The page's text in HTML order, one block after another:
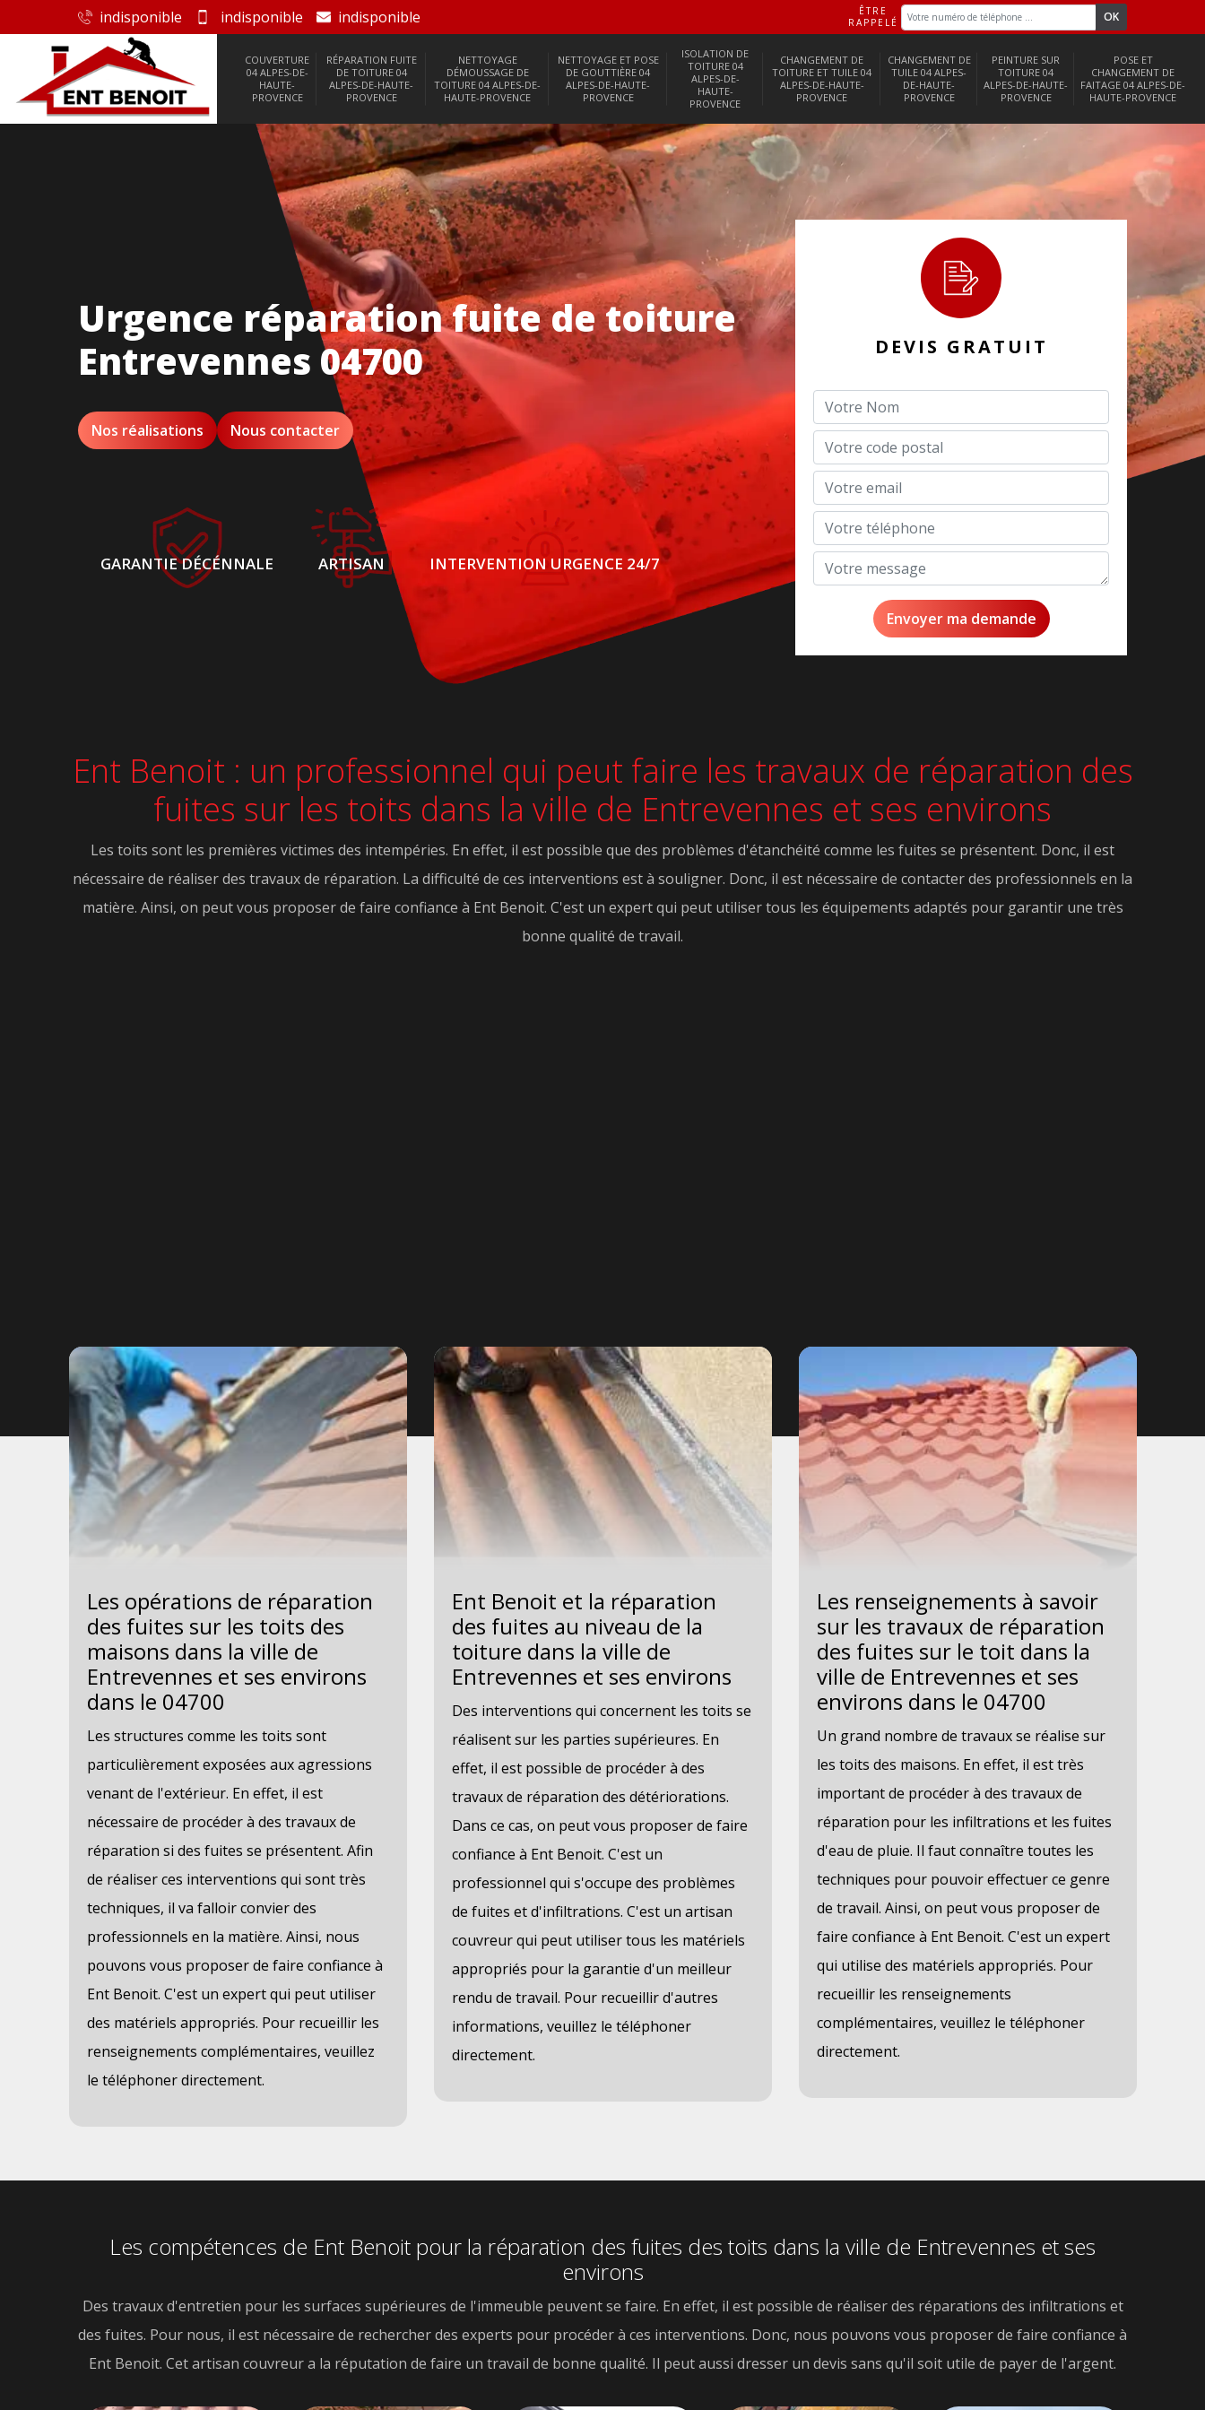
indisponible indisponible indisponible
ÊTRE
RAPPELÉ
COUVERTURE
04 ALPES-DE-
HAUTE-
PROVENCE
RÉPARATION FUITE
DE TOITURE 04
ALPES-DE-HAUTE-
PROVENCE
NETTOYAGE
DÉMOUSSAGE DE
TOITURE 04 ALPES-DE-
HAUTE-PROVENCE
NETTOYAGE ET POSE
DE GOUTTIÈRE 04
ALPES-DE-HAUTE-
PROVENCE
ISOLATION DE
TOITURE 04
ALPES-DE-
HAUTE-
PROVENCE
CHANGEMENT DE
TOITURE ET TUILE 04
ALPES-DE-HAUTE-
PROVENCE
CHANGEMENT DE
TUILE 04 ALPES-
DE-HAUTE-
PROVENCE
PEINTURE SUR
TOITURE 04
ALPES-DE-HAUTE-
PROVENCE
POSE ET
CHANGEMENT DE
FAITAGE 04 ALPES-DE-
HAUTE-PROVENCE
Urgence réparation fuite de toiture
Entrevennes 04700
Nos réalisations Nous contacter
GARANTIE DÉCÉNNALE ARTISAN INTERVENTION URGENCE 24/7
DEVIS GRATUIT
Ent Benoit : un professionnel qui peut faire les travaux de réparation des
fuites sur les toits dans la ville de Entrevennes et ses environs
Les toits sont les premières victimes des intempéries. En effet, il est possible que des problèmes d'étanchéité comme les fuites se présentent. Donc, il est
nécessaire de réaliser des travaux de réparation. La difficulté de ces interventions est à souligner. Donc, il est nécessaire de contacter des professionnels en la
matière. Ainsi, on peut vous proposer de faire confiance à Ent Benoit. C'est un expert qui peut utiliser tous les équipements adaptés pour garantir une très
bonne qualité de travail.
Les opérations de réparation
des fuites sur les toits des
maisons dans la ville de
Entrevennes et ses environs
dans le 04700
Les structures comme les toits sont
particulièrement exposées aux agressions
venant de l'extérieur. En effet, il est
nécessaire de procéder à des travaux de
réparation si des fuites se présentent. Afin
de réaliser ces interventions qui sont très
techniques, il va falloir convier des
professionnels en la matière. Ainsi, nous
pouvons vous proposer de faire confiance à
Ent Benoit. C'est un expert qui peut utiliser
des matériels appropriés. Pour recueillir les
renseignements complémentaires, veuillez
le téléphoner directement.
Ent Benoit et la réparation
des fuites au niveau de la
toiture dans la ville de
Entrevennes et ses environs
Des interventions qui concernent les toits se
réalisent sur les parties supérieures. En
effet, il est possible de procéder à des
travaux de réparation des détériorations.
Dans ce cas, on peut vous proposer de faire
confiance à Ent Benoit. C'est un
professionnel qui s'occupe des problèmes
de fuites et d'infiltrations. C'est un artisan
couvreur qui peut utiliser tous les matériels
appropriés pour la garantie d'un meilleur
rendu de travail. Pour recueillir d'autres
informations, veuillez le téléphoner
directement.
Les renseignements à savoir
sur les travaux de réparation
des fuites sur le toit dans la
ville de Entrevennes et ses
environs dans le 04700
Un grand nombre de travaux se réalise sur
les toits des maisons. En effet, il est très
important de procéder à des travaux de
réparation pour les infiltrations et les fuites
d'eau de pluie. Il faut connaître toutes les
techniques pour pouvoir effectuer ce genre
de travail. Ainsi, on peut vous proposer de
faire confiance à Ent Benoit. C'est un expert
qui utilise des matériels appropriés. Pour
recueillir les renseignements
complémentaires, veuillez le téléphoner
directement.
Les compétences de Ent Benoit pour la réparation des fuites des toits dans la ville de Entrevennes et ses
environs
Des travaux d'entretien pour les surfaces supérieures de l'immeuble peuvent se faire. En effet, il est possible de réaliser des réparations des infiltrations et
des fuites. Pour nous, il est nécessaire de rechercher des experts pour procéder à ces interventions. Donc, nous pouvons vous proposer de faire confiance à
Ent Benoit. Cet artisan couvreur a la réputation de faire un travail de bonne qualité. Il peut aussi dresser un devis sans qu'il soit utile de payer de l'argent.